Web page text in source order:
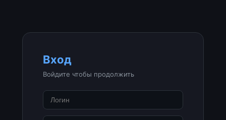
Вход
Войдите чтобы продолжить